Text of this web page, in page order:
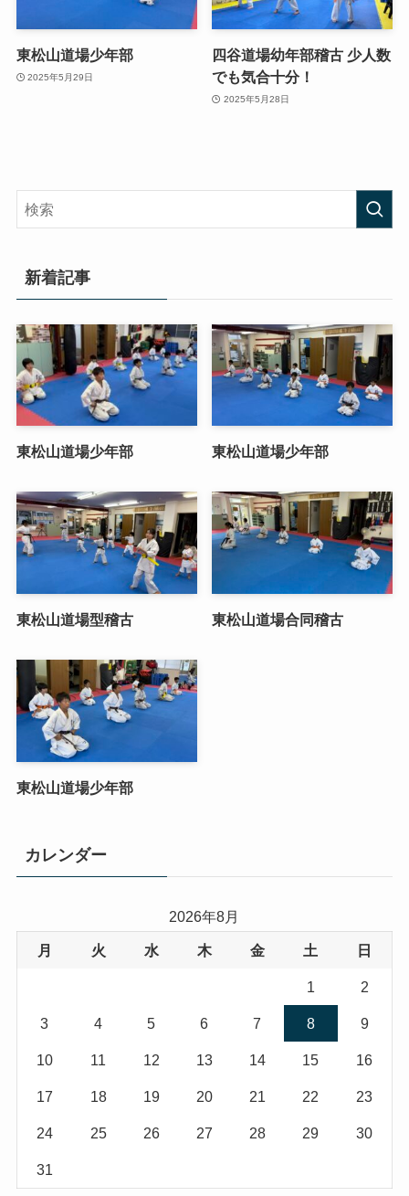
東松山道場少年部
2025年5月29日
四谷道場幼年部稽古 少人数
でも気合十分！
2025年5月28日
新着記事
東松山道場少年部 東松山道場少年部
東松山道場型稽古 東松山道場合同稽古
東松山道場少年部
カレンダー
2026年8月
月 火 水 木 金 土 日
1 2
3 4 5 6 7 8 9
10 11 12 13 14 15 16
17 18 19 20 21 22 23
24 25 26 27 28 29 30
31